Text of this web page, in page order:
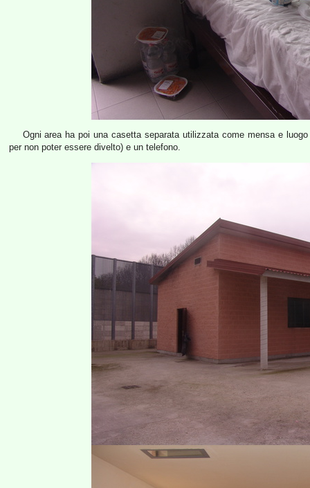
Ogni area ha poi una casetta separata utilizzata come mensa e
per non poter essere divelto) e un telefono.